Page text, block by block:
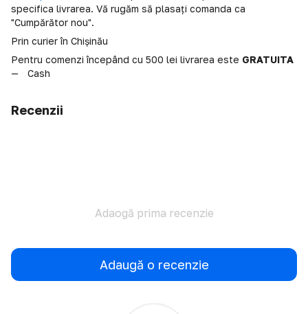
specifica livrarea. Vă rugăm să plasați comanda ca
"Cumpărător nou".
Prin curier în Chișinău
Pentru comenzi începând cu 500 lei livrarea este GRATUITA
Cash
Recenzii
Adaogă prima recenzie
Adaugă o recenzie